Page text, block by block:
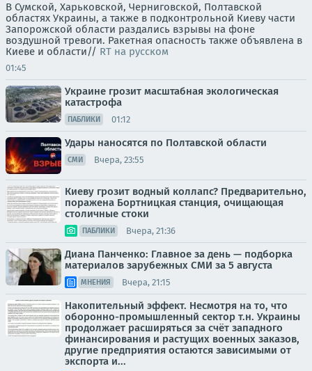
В Сумской, Харьковской, Черниговской, Полтавской
областях Украины, а также в подконтрольной Киеву части
Запорожской области раздались взрывы на фоне
воздушной тревоги. Ракетная опасность также объявлена в
Киеве и области// RT на русском
01:45
Украине грозит масштабная экологическая
катастрофа
ПАБЛИКИ 01:12
Удары наносятся по Полтавской области
СМИ Вчера, 23:55
Киеву грозит водный коллапс? Предварительно,
поражена Бортницкая станция, очищающая
столичные стоки
ПАБЛИКИ Вчера, 21:36
Диана Панченко: Главное за день — подборка
материалов зарубежных СМИ за 5 августа
МНЕНИЯ Вчера, 21:15
Накопительный эффект. Несмотря на то, что
оборонно-промышленный сектор т.н. Украины
продолжает расширяться за счёт западного
финансирования и растущих военных заказов,
другие предприятия остаются зависимыми от
экспорта и...